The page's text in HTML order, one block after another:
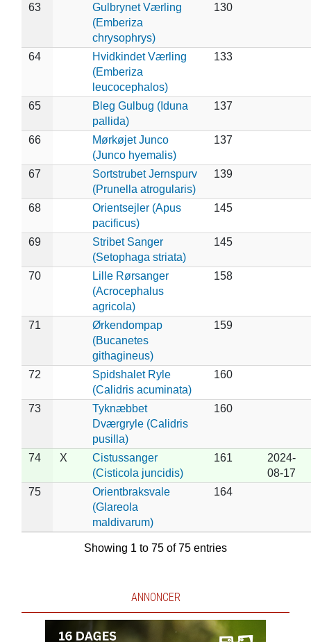
63
Gulbrynet Værling
(Emberiza
chrysophrys)
130
64
Hvidkindet Værling
(Emberiza
leucocephalos)
133
65
Bleg Gulbug (Iduna
pallida)
137
66
Mørkøjet Junco
(Junco hyemalis)
137
67
Sortstrubet Jernspurv
(Prunella atrogularis)
139
68
Orientsejler (Apus
pacificus)
145
69
Stribet Sanger
(Setophaga striata)
145
70
Lille Rørsanger
(Acrocephalus
agricola)
158
71
Ørkendompap
(Bucanetes
githagineus)
159
72
Spidshalet Ryle
(Calidris acuminata)
160
73
Tyknæbbet
Dværgryle (Calidris
pusilla)
160
74 X
Cistussanger
(Cisticola juncidis)
161
2024-
08-17
75
Orientbraksvale
(Glareola
maldivarum)
164
Showing 1 to 75 of 75 entries
ANNONCER